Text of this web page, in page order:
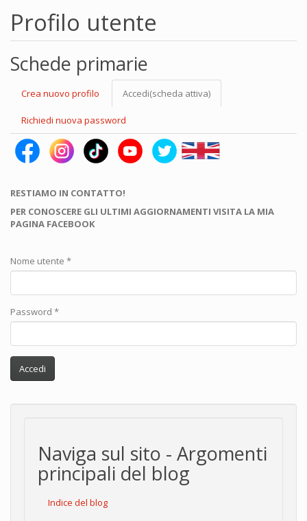
Profilo utente
Schede primarie
Crea nuovo profilo Accedi(scheda attiva)
Richiedi nuova password
RESTIAMO IN CONTATTO!
PER CONOSCERE GLI ULTIMI AGGIORNAMENTI VISITA LA MIA
PAGINA FACEBOOK
Nome utente *
Password *
Accedi
Naviga sul sito - Argomenti
principali del blog
Indice del blog